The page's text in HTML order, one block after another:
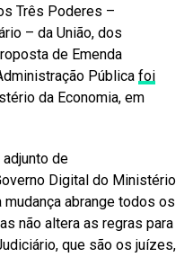
Três Poderes –
– da União, dos
de Emenda
Pública foi
da Economia, em
de
Digital do Ministério
mudança abrange todos os
não altera as regras para
que são os juízes,